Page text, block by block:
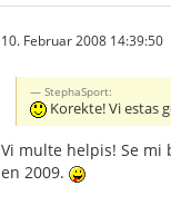
10. Februar 2008 14:39:50
StephaSport:
Korekte! Vi estas
Vi multe helpis! Se mi
en 2009.